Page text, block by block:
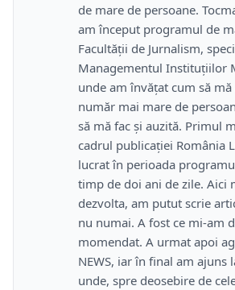
de mare de persoane.
am început programul de
Facultății de Jurnalism,
Managementul Instituțiilor
unde am învățat cum să
număr mai mare de
să mă fac și auzită. Primul
cadrul publicației România
lucrat în perioada
timp de doi ani de zile. Aici
dezvolta, am putut scrie
nu numai. A fost ce mi-am
momendat. A urmat apoi
NEWS, iar în final am ajuns
unde, spre deosebire de